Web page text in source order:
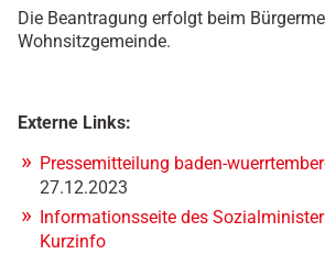
Die Beantragung erfolgt beim
Wohnsitzgemeinde.
Externe Links:
Pressemitteilung baden-
27.12.2023
Informationsseite des
Kurzinfo